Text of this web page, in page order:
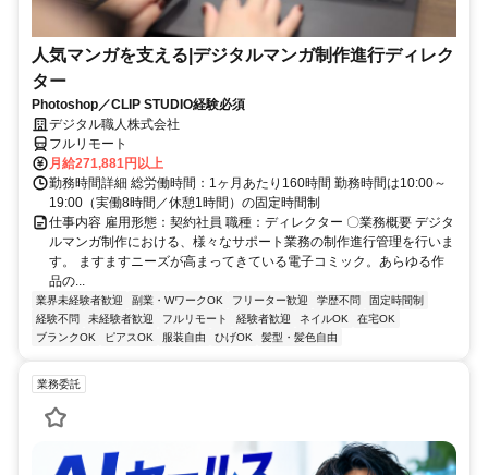
人気マンガを支える|デジタルマンガ制作進行ディレク
ター
Photoshop／CLIP STUDIO経験必須
デジタル職人株式会社
フルリモート
月給271,881円以上
勤務時間詳細 総労働時間：1ヶ月あたり160時間 勤務時間は10:00～
19:00（実働8時間／休憩1時間）の固定時間制
仕事内容 雇用形態：契約社員 職種：ディレクター 〇業務概要 デジタ
ルマンガ制作における、様々なサポート業務の制作進行管理を行いま
す。 ますますニーズが高まってきている電子コミック。あらゆる作
品の...
業界未経験者歓迎 副業・WワークOK フリーター歓迎 学歴不問
固定時間制
経験不問
未経験者歓迎 フルリモート 経験者歓迎 ネイルOK
在宅OK
ブランクOK
ピアスOK 服装自由 ひげOK 髪型・髪色自由
業務委託